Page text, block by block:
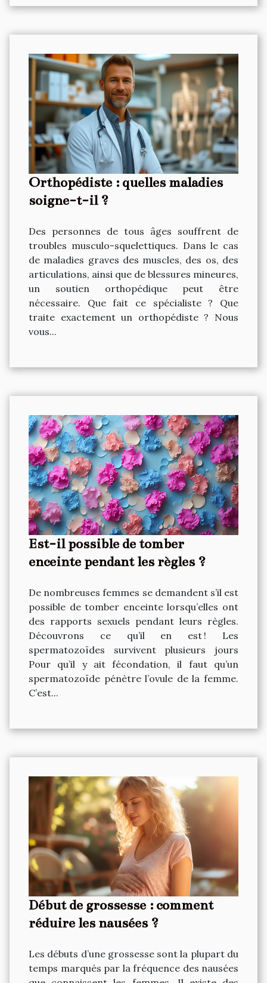
Orthopédiste : quelles maladies
soigne-t-il ?
Des personnes de tous âges souffrent de
troubles musculo-squelettiques. Dans le cas
de maladies graves des muscles, des os, des
articulations, ainsi que de blessures mineures,
un soutien orthopédique peut être
nécessaire. Que fait ce spécialiste ? Que
traite exactement un orthopédiste ? Nous
vous...
Est-il possible de tomber
enceinte pendant les règles ?
De nombreuses femmes se demandent s’il est
possible de tomber enceinte lorsqu’elles ont
des rapports sexuels pendant leurs règles.
Découvrons ce qu’il en est ! Les
spermatozoïdes survivent plusieurs jours
Pour qu’il y ait fécondation, il faut qu’un
spermatozoïde pénètre l’ovule de la femme.
C’est...
Début de grossesse : comment
réduire les nausées ?
Les débuts d’une grossesse sont la plupart du
temps marqués par la fréquence des nausées